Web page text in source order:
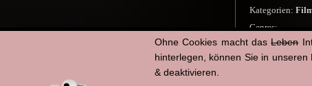
Kategorien:
Genres:
Ohne Cookies macht dasLeben
hinterlegen, können Sie in
& deaktivieren.